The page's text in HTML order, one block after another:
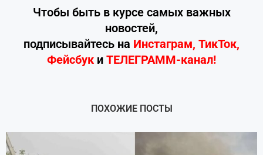
Чтобы быть в курсе самых важных
новостей,
подписывайтесь на Инстаграм, ТикТок,
Фейсбук и ТЕЛЕГРАММ-канал!
ПОХОЖИЕ ПОСТЫ